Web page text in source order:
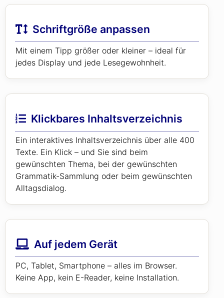
Schriftgröße anpassen
Mit einem Tipp größer oder kleiner – ideal für
jedes Display und jede Lesegewohnheit.
Klickbares Inhaltsverzeichnis
Ein interaktives Inhaltsverzeichnis über alle 400
Texte. Ein Klick – und Sie sind beim
gewünschten Thema, bei der gewünschten
Grammatik-Sammlung oder beim gewünschten
Alltagsdialog.
Auf jedem Gerät
PC, Tablet, Smartphone – alles im Browser.
Keine App, kein E-Reader, keine Installation.